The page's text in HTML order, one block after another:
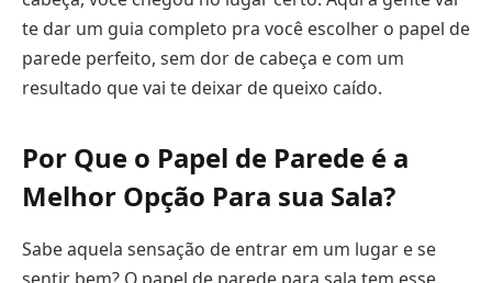
te dar um guia completo pra você escolher o papel de
parede perfeito, sem dor de cabeça e com um
resultado que vai te deixar de queixo caído.
Por Que o Papel de Parede é a
Melhor Opção Para sua Sala?
Sabe aquela sensação de entrar em um lugar e se